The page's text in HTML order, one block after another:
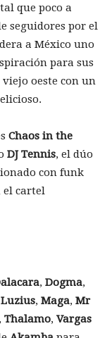
que poco a
seguidores por el
a México uno
para sus
oeste con un
Chaos in the
DJ Tennis, el dúo
con funk
el cartel
, Dogma,
Luzius, Maga, Mr
, Thalamo, Vargas